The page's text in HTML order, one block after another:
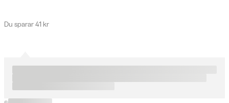
Du sparar 41 kr